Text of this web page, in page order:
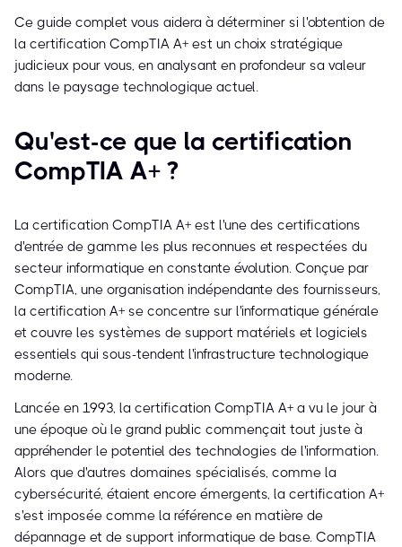
Ce guide complet vous aidera à déterminer si l'obtention de
la certification CompTIA A+ est un choix stratégique
judicieux pour vous, en analysant en profondeur sa valeur
dans le paysage technologique actuel.
Qu'est-ce que la certification
CompTIA A+ ?
La certification CompTIA A+ est l'une des certifications
d'entrée de gamme les plus reconnues et respectées du
secteur informatique en constante évolution. Conçue par
CompTIA, une organisation indépendante des fournisseurs,
la certification A+ se concentre sur l'informatique générale
et couvre les systèmes de support matériels et logiciels
essentiels qui sous-tendent l'infrastructure technologique
moderne.
Lancée en 1993, la certification CompTIA A+ a vu le jour à
une époque où le grand public commençait tout juste à
appréhender le potentiel des technologies de l'information.
Alors que d'autres domaines spécialisés, comme la
cybersécurité, étaient encore émergents, la certification A+
s'est imposée comme la référence en matière de
dépannage et de support informatique de base. CompTIA